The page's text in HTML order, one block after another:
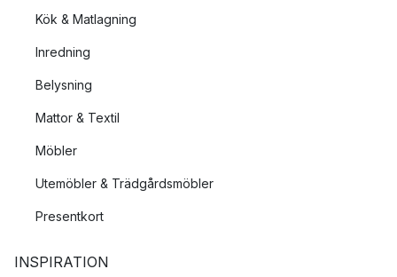
Kök & Matlagning
Inredning
Belysning
Mattor & Textil
Möbler
Utemöbler & Trädgårdsmöbler
Presentkort
INSPIRATION